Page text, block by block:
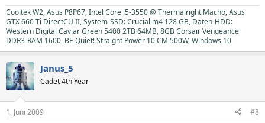
Cooltek W2, Asus P8P67, Intel Core i5-3550 @ Thermalright Macho, Asus
GTX 660 Ti DirectCU II, System-SSD: Crucial m4 128 GB, Daten-HDD:
Western Digital Caviar Green 5400 2TB 64MB, 8GB Corsair Vengeance
DDR3-RAM 1600, BE Quiet! Straight Power 10 CM 500W, Windows 10
Janus_5
Cadet 4th Year
1. Juni 2009 #8